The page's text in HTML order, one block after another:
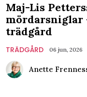
Maj-Lis
mördarsniglar
trädgård
TRÄDGÅRD 06 jun, 2026
Anette